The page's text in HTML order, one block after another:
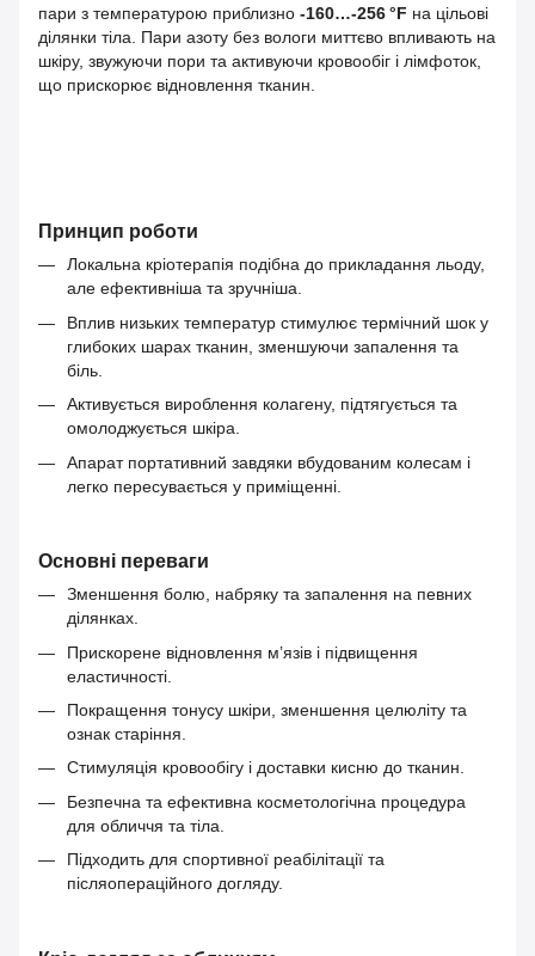
пари з температурою приблизно -160…-256 °F на цільові
ділянки тіла. Пари азоту без вологи миттєво впливають на
шкіру, звужуючи пори та активуючи кровообіг і лімфоток,
що прискорює відновлення тканин.
Принцип роботи
Локальна кріотерапія подібна до прикладання льоду,
але ефективніша та зручніша.
Вплив низьких температур стимулює термічний шок у
глибоких шарах тканин, зменшуючи запалення та
біль.
Активується вироблення колагену, підтягується та
омолоджується шкіра.
Апарат портативний завдяки вбудованим колесам і
легко пересувається у приміщенні.
Основні переваги
Зменшення болю, набряку та запалення на певних
ділянках.
Прискорене відновлення м’язів і підвищення
еластичності.
Покращення тонусу шкіри, зменшення целюліту та
ознак старіння.
Стимуляція кровообігу і доставки кисню до тканин.
Безпечна та ефективна косметологічна процедура
для обличчя та тіла.
Підходить для спортивної реабілітації та
післяопераційного догляду.